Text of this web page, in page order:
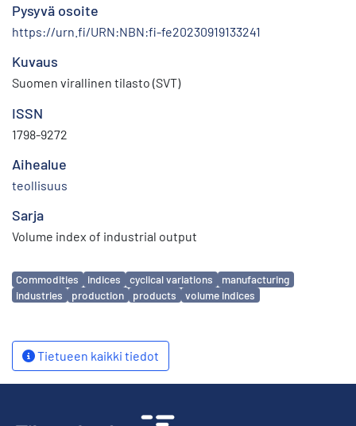
Pysyvä osoite
https://urn.fi/URN:NBN:fi-fe20230919133241
Kuvaus
Suomen virallinen tilasto (SVT)
ISSN
1798-9272
Aihealue
teollisuus
Sarja
Volume index of industrial output
Avainsanat
Commodities indices cyclical variations
manufacturing
industries
production products volume indices
Tietueen kaikki tiedot